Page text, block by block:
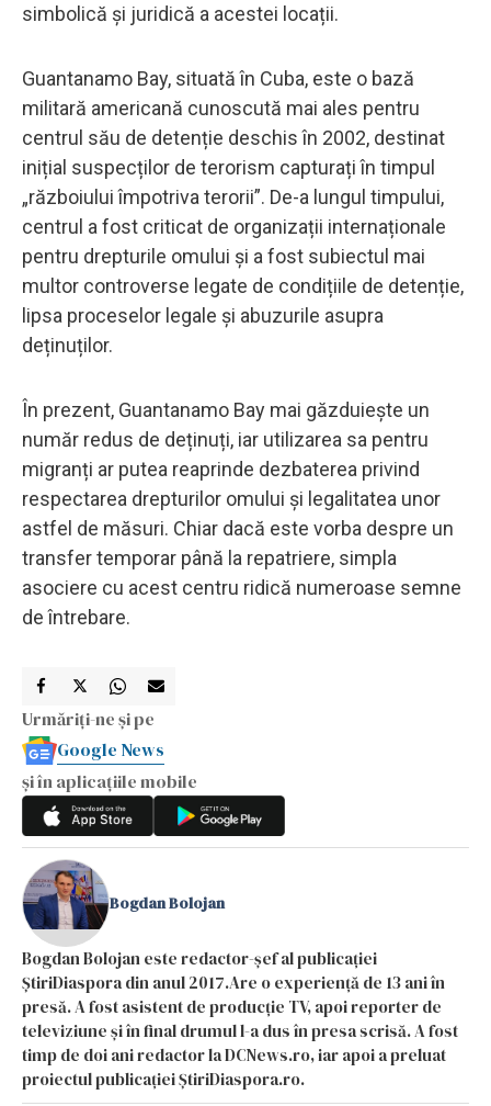
simbolică și juridică a acestei locații.
Guantanamo Bay, situată în Cuba, este o bază
militară americană cunoscută mai ales pentru
centrul său de detenție deschis în 2002, destinat
inițial suspecților de terorism capturați în timpul
„războiului împotriva terorii”. De-a lungul timpului,
centrul a fost criticat de organizații internaționale
pentru drepturile omului și a fost subiectul mai
multor controverse legate de condițiile de detenție,
lipsa proceselor legale și abuzurile asupra
deținuților.
În prezent, Guantanamo Bay mai găzduiește un
număr redus de deținuți, iar utilizarea sa pentru
migranți ar putea reaprinde dezbaterea privind
respectarea drepturilor omului și legalitatea unor
astfel de măsuri. Chiar dacă este vorba despre un
transfer temporar până la repatriere, simpla
asociere cu acest centru ridică numeroase semne
de întrebare.
Urmăriți-ne și pe
Google News
și în aplicațiile mobile
Bogdan Bolojan
Bogdan Bolojan este redactor-șef al publicației
ȘtiriDiaspora din anul 2017.Are o experiență de 13 ani în
presă. A fost asistent de producție TV, apoi reporter de
televiziune și în final drumul l-a dus în presa scrisă. A fost
timp de doi ani redactor la DCNews.ro, iar apoi a preluat
proiectul publicației ȘtiriDiaspora.ro.